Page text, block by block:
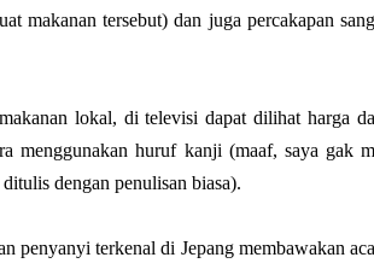
makanan tersebut) dan juga percakapan
lokal, di televisi dapat dilihat harga
menggunakan huruf kanji (maaf, saya gak
dengan penulisan biasa).
penyanyi terkenal di Jepang membawakan